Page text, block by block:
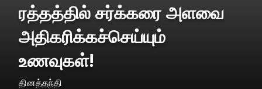
ரத்தத்தில் சர்க்கரை அளவை
அதிகரிக்கச்செய்யும்
உணவுகள்!
தினத்தந்தி